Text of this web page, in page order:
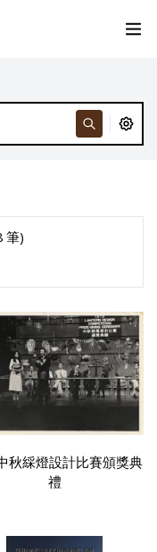
筆)
秋綵燈設計比賽頒獎典
禮